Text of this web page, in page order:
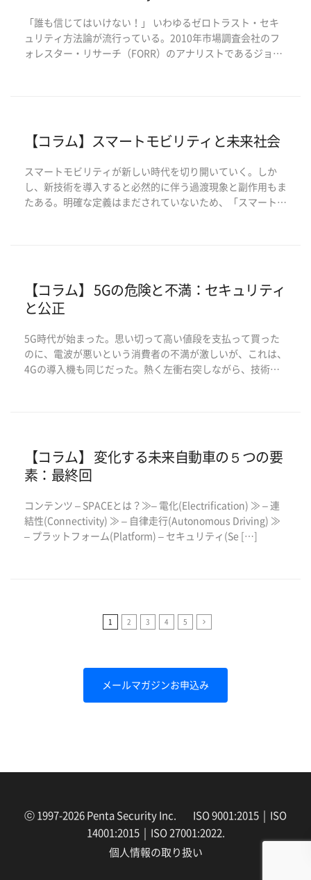
「誰も信じてはいけない！」 いわゆるゼロトラスト・セキ
ュリティ方法論が流行っている。2010年市場調査会社のフ
ォレスター・リサーチ（FORR）のアナリストであるジョ
【コラム】スマートモビリティと未来社会
スマートモビリティが新しい時代を切り開いていく。しか
し、新技術を導入すると必然的に伴う過渡現象と副作用もま
たある。明確な定義はまだされていないため、「スマートモ
【コラム】 5Gの危険と不満：セキュリティ
と公正
5G時代が始まった。思い切って高い値段を支払って買った
のに、電波が悪いという消費者の不満が激しいが、これは、
4Gの導入機も同じだった。熱く左衝右突しながら、技術は
【コラム】 変化する未来自動車の５つの要
素：最終回
コンテンツ – SPACEとは？≫– 電化(Electrification) ≫ – 連
結性(Connectivity) ≫ – 自律走行(Autonomous Driving) ≫
– プラットフォーム(Platform) – セキュリティ(Se […]
1 2 3 4 5
メールマガジンお申込み
ⓒ 1997-2026 Penta Security Inc. ISO 9001:2015 | ISO
14001:2015 | ISO 27001:2022.
個人情報の取り扱い